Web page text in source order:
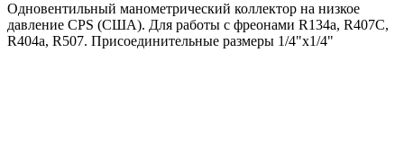
Одновентильный манометрический коллектор на низкое
давление CPS (США). Для работы с фреонами R134a, R407C,
R404a, R507. Присоединительные размеры 1/4"х1/4"